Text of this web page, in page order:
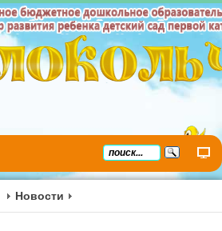
Новости